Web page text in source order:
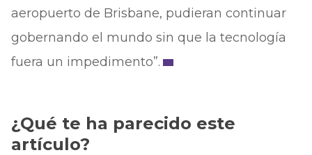
aeropuerto de Brisbane, pudieran continuar
gobernando el mundo sin que la tecnología
fuera un impedimento”.
¿Qué te ha parecido este
artículo?